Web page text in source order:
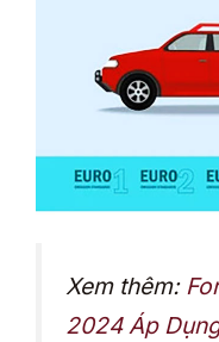
Xem thêm:
2024 Áp